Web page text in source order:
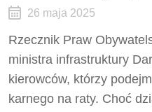
26 maja 2025
Rzecznik Praw
ministra infrastruktury
kierowców, którzy
karnego na raty. Choć